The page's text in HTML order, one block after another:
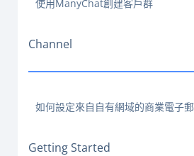
使用ManyChat創建客戶群
Channel
如何設定來自自有網域的商業電子
Getting Started